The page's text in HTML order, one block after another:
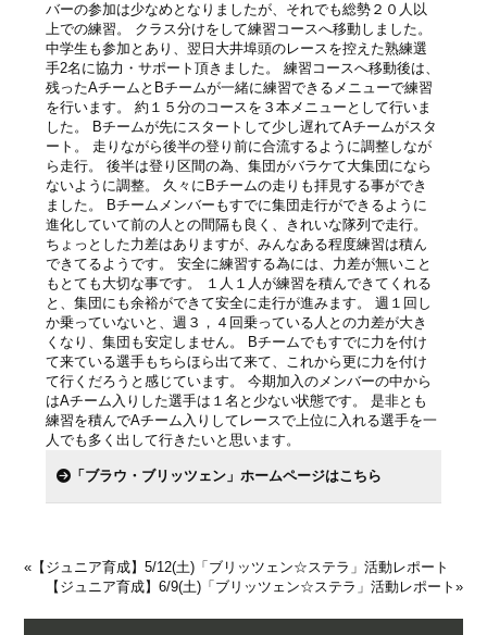
バーの参加は少なめとなりましたが、それでも総勢２０人以
上での練習。 クラス分けをして練習コースへ移動しました。
中学生も参加とあり、翌日大井埠頭のレースを控えた熟練選
手2名に協力・サポート頂きました。 練習コースへ移動後は、
残ったAチームとBチームが一緒に練習できるメニューで練習
を行います。 約１５分のコースを３本メニューとして行いま
した。 Bチームが先にスタートして少し遅れてAチームがスタ
ート。 走りながら後半の登り前に合流するように調整しなが
ら走行。 後半は登り区間の為、集団がバラケて大集団になら
ないように調整。 久々にBチームの走りも拝見する事ができ
ました。 Bチームメンバーもすでに集団走行ができるように
進化していて前の人との間隔も良く、きれいな隊列で走行。
ちょっとした力差はありますが、みんなある程度練習は積ん
できてるようです。 安全に練習する為には、力差が無いこと
もとても大切な事です。 １人１人が練習を積んできてくれる
と、集団にも余裕ができて安全に走行が進みます。 週１回し
か乗っていないと、週３，４回乗っている人との力差が大き
くなり、集団も安定しません。 Bチームでもすでに力を付け
て来ている選手もちらほら出て来て、これから更に力を付け
て行くだろうと感じています。 今期加入のメンバーの中から
はAチーム入りした選手は１名と少ない状態です。 是非とも
練習を積んでAチーム入りしてレースで上位に入れる選手を一
人でも多く出して行きたいと思います。
「ブラウ・ブリッツェン」ホームページはこちら
« 【ジュニア育成】5/12(土)「ブリッツェン☆ステラ」活動レポート
【ジュニア育成】6/9(土)「ブリッツェン☆ステラ」活動レポート »